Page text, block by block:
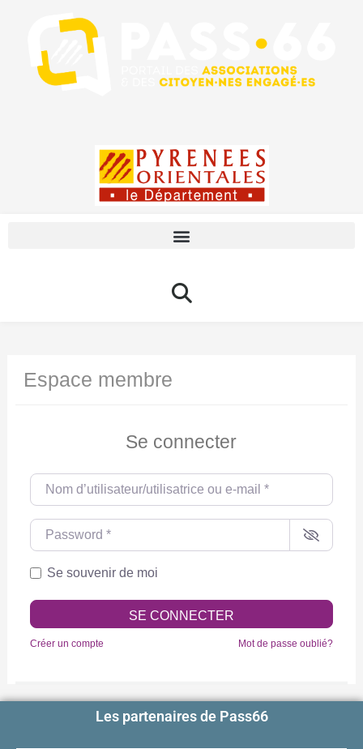
Espace membre
Se connecter
Nom d’utilisateur/utilisatrice ou e-mail
Password
Se souvenir de moi
SE CONNECTER
Créer un compte Mot de passe oublié?
Les partenaires de Pass66